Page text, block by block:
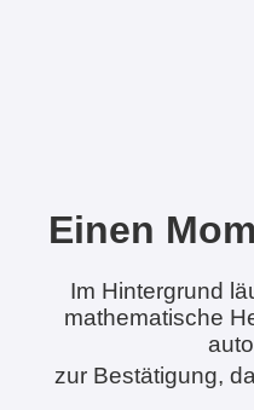
Einen
Im Hintergrund
mathematische
zur Bestätigung,